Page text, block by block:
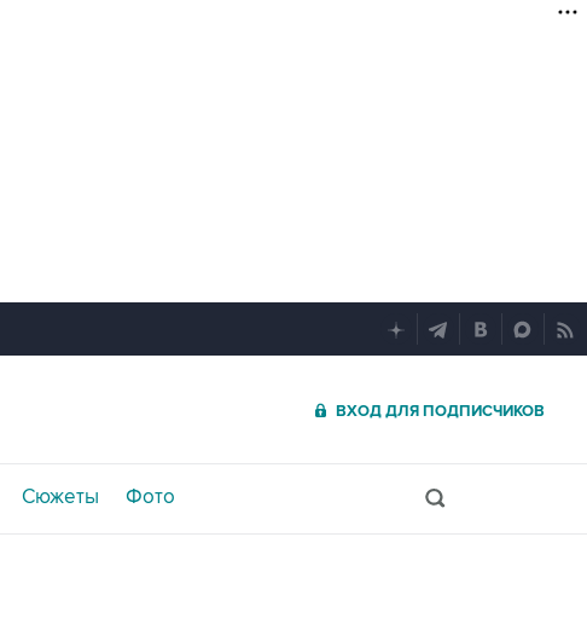
ВХОД ДЛЯ ПОДПИСЧИКОВ
Сюжеты Фото